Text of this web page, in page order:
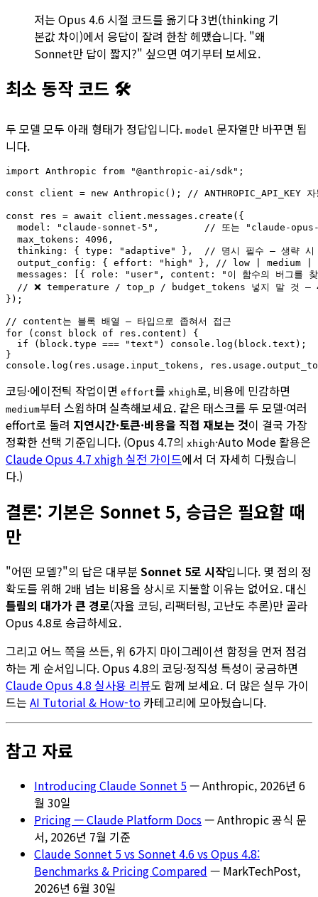
저는 Opus 4.6 시절 코드를 옮기다 3번(thinking 기
본값 차이)에서 응답이 잘려 한참 헤맸습니다. "왜
Sonnet만 답이 짧지?" 싶으면 여기부터 보세요.
최소 동작 코드 🛠
두 모델 모두 아래 형태가 정답입니다. model 문자열만 바꾸면 됩
니다.
import Anthropic from "@anthropic-ai/sdk";
const client = new Anthropic(); // ANTHROPIC_API_KEY 자
const res = await client.messages.create({
model: "claude-sonnet-5",        // 또는 "claude-
  max_tokens: 4096,
thinking: { type: "adaptive" },  // 명시 필수 — 생략 시
output_config: { effort: "high" }, // low | medium |
messages: [{ role: "user", content: "이 함수의 버그를
// ❌ temperature / top_p / budget_tokens 넣지 말 것 —
});
// content는 블록 배열 — 타입으로 좁혀서 접근
for (const block of res.content) {
  if (block.type === "text") console.log(block.text);
}
코딩·에이전틱 작업이면 effort를 xhigh로, 비용에 민감하면
medium부터 스윕하며 실측해보세요. 같은 태스크를 두 모델·여러
effort로 돌려 지연시간·토큰·비용을 직접 재보는 것이 결국 가장
정확한 선택 기준입니다. (Opus 4.7의 xhigh·Auto Mode 활용은
Claude Opus 4.7 xhigh 실전 가이드에서 더 자세히 다뤘습니
다.)
결론: 기본은 Sonnet 5, 승급은 필요할 때
만
"어떤 모델?"의 답은 대부분 Sonnet 5로 시작입니다. 몇 점의 정
확도를 위해 2배 넘는 비용을 상시로 지불할 이유는 없어요. 대신
틀림의 대가가 큰 경로(자율 코딩, 리팩터링, 고난도 추론)만 골라
Opus 4.8로 승급하세요.
그리고 어느 쪽을 쓰든, 위 6가지 마이그레이션 함정을 먼저 점검
하는 게 순서입니다. Opus 4.8의 코딩·정직성 특성이 궁금하면
Claude Opus 4.8 실사용 리뷰도 함께 보세요. 더 많은 실무 가이
드는 AI Tutorial & How-to 카테고리에 모아뒀습니다.
참고 자료
Introducing Claude Sonnet 5— Anthropic, 2026년 6
월 30일
Pricing — Claude Platform Docs— Anthropic 공식 문
서, 2026년 7월 기준
Claude Sonnet 5 vs Sonnet 4.6 vs Opus 4.8:
Benchmarks & Pricing Compared — MarkTechPost,
2026년 6월 30일